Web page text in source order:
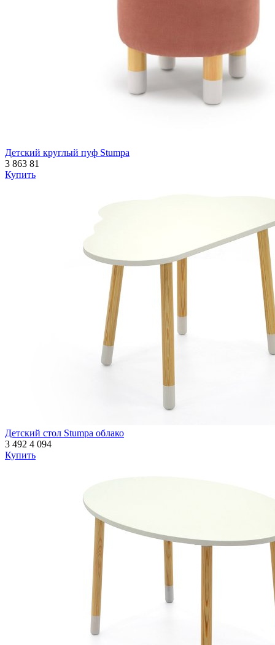
Детский круглый пуф Stumpa
3 863 81
Купить
Детский стол Stumpa облако
3 492 4 094
Купить